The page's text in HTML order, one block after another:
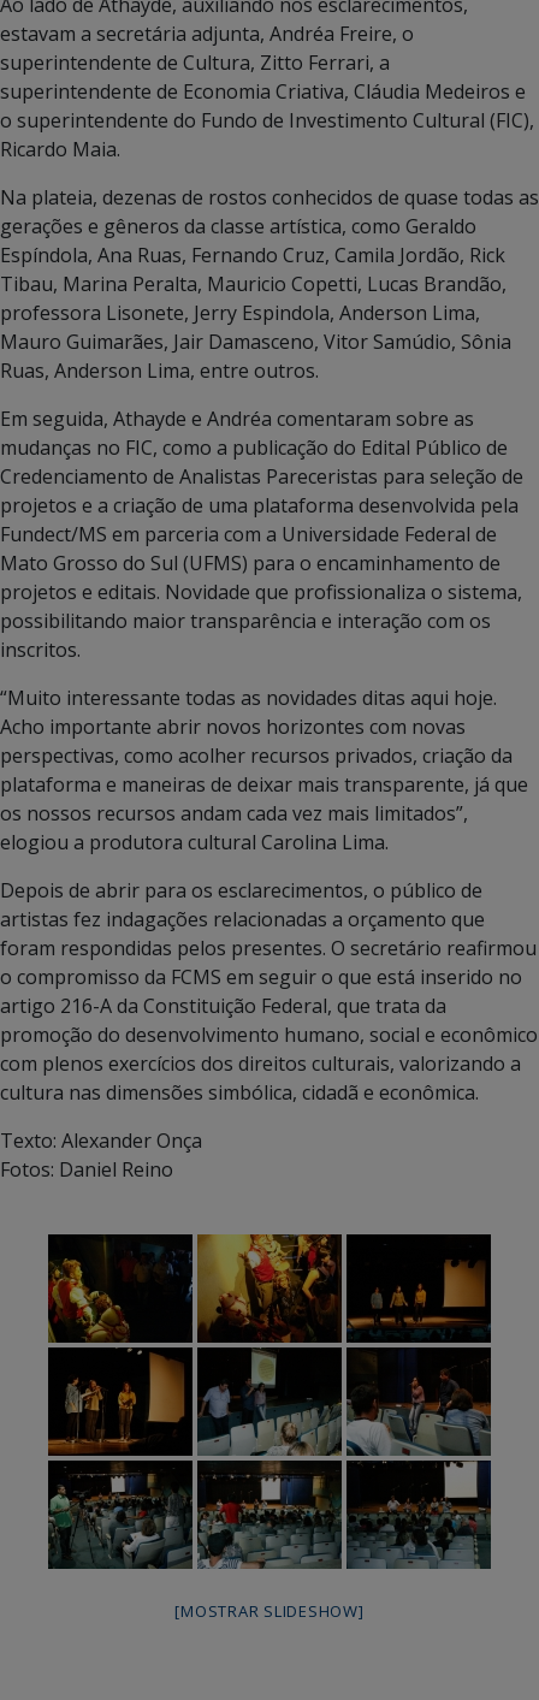
estavam a secretária adjunta, Andréa Freire, o
superintendente de Cultura, Zitto Ferrari, a
superintendente de Economia Criativa, Cláudia Medeiros e
o superintendente do Fundo de Investimento Cultural (FIC),
Ricardo Maia.
Na plateia, dezenas de rostos conhecidos de quase todas as
gerações e gêneros da classe artística, como Geraldo
Espíndola, Ana Ruas, Fernando Cruz, Camila Jordão, Rick
Tibau, Marina Peralta, Mauricio Copetti, Lucas Brandão,
professora Lisonete, Jerry Espindola, Anderson Lima,
Mauro Guimarães, Jair Damasceno, Vitor Samúdio, Sônia
Ruas, Anderson Lima, entre outros.
Em seguida, Athayde e Andréa comentaram sobre as
mudanças no FIC, como a publicação do Edital Público de
Credenciamento de Analistas Pareceristas para seleção de
projetos e a criação de uma plataforma desenvolvida pela
Fundect/MS em parceria com a Universidade Federal de
Mato Grosso do Sul (UFMS) para o encaminhamento de
projetos e editais. Novidade que profissionaliza o sistema,
possibilitando maior transparência e interação com os
inscritos.
“Muito interessante todas as novidades ditas aqui hoje.
Acho importante abrir novos horizontes com novas
perspectivas, como acolher recursos privados, criação da
plataforma e maneiras de deixar mais transparente, já que
os nossos recursos andam cada vez mais limitados”,
elogiou a produtora cultural Carolina Lima.
Depois de abrir para os esclarecimentos, o público de
artistas fez indagações relacionadas a orçamento que
foram respondidas pelos presentes. O secretário reafirmou
o compromisso da FCMS em seguir o que está inserido no
artigo 216-A da Constituição Federal, que trata da
promoção do desenvolvimento humano, social e econômico
com plenos exercícios dos direitos culturais, valorizando a
cultura nas dimensões simbólica, cidadã e econômica.
Texto: Alexander Onça
Fotos: Daniel Reino
[MOSTRAR SLIDESHOW]